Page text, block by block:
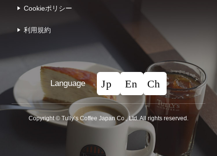
Cookieポリシー
利⽤規約
Language
Copyright © Tullyʼs Coffee Japan Co., Ltd. All rights reserved.